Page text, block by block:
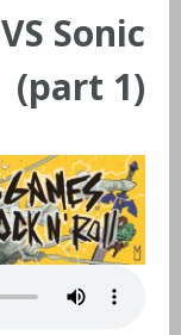
Sonic
(part 1)